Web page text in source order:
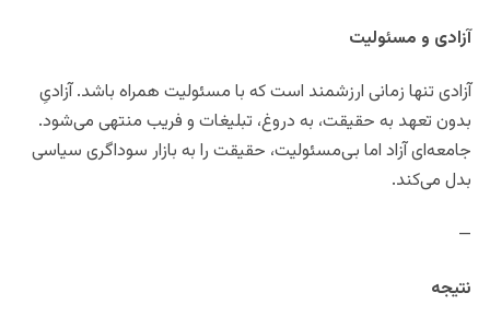
آزادی و مسئولیت
آزادی تنها زمانی ارزشمند است که با مسئولیت همراه باشد. آزادیِ
بدون تعهد به حقیقت، به دروغ، تبلیغات و فریب منتهی می‌شود.
جامعه‌ای آزاد اما بی‌مسئولیت، حقیقت را به بازار سوداگری سیاسی
بدل می‌کند.
—
نتیجه